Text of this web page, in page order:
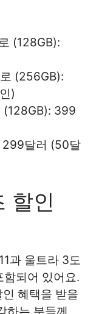
(128GB):
(256GB):
)
(128GB): 399
299달러 (50달
할인
과 울트라 3도
되어 있어요.
혜택을 받을
하는 분들께